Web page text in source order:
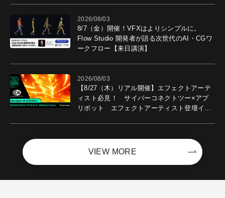
2026/08/03
8/7（金）開催！VFXはよりシンプルに。
Flow Studio 開発者が語る次世代のAI・CGワ
ークフロー【来日講演】
2026/08/03
【8/27（木）リアル開催】エフェクトアーテ
ィスト必見！ サイバーコネクトツー×アプ
リボット エフェクトアーティスト登壇イベ
VIEW MORE